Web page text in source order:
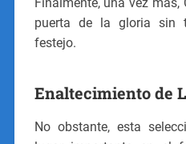
Finalmente, una vez
puerta de la gloria sin
festejo.
Enaltecimiento de
No obstante, esta